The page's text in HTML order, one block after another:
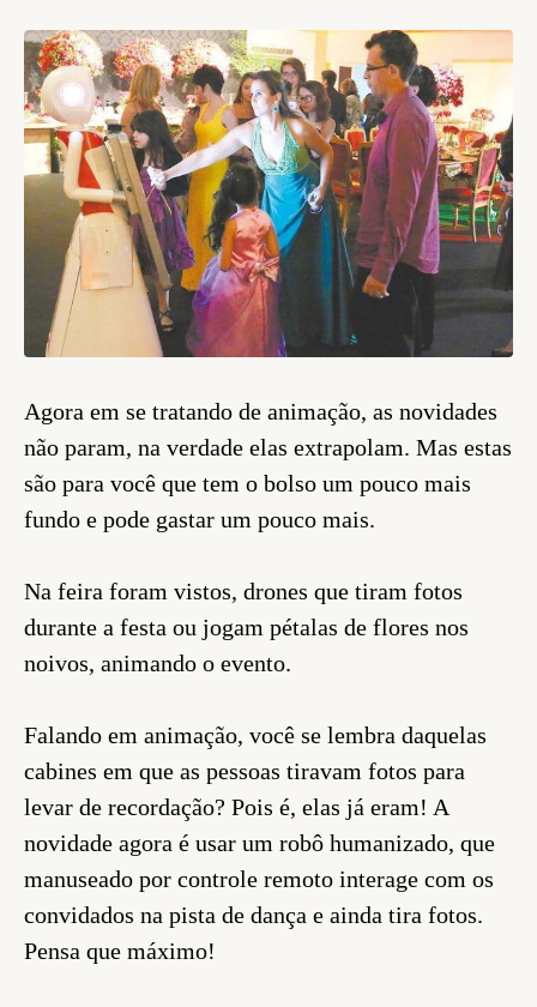
Agora em se tratando de animação, as novidades
não param, na verdade elas extrapolam. Mas estas
são para você que tem o bolso um pouco mais
fundo e pode gastar um pouco mais.
Na feira foram vistos, drones que tiram fotos
durante a festa ou jogam pétalas de flores nos
noivos, animando o evento.
Falando em animação, você se lembra daquelas
cabines em que as pessoas tiravam fotos para
levar de recordação? Pois é, elas já eram! A
novidade agora é usar um robô humanizado, que
manuseado por controle remoto interage com os
convidados na pista de dança e ainda tira fotos.
Pensa que máximo!